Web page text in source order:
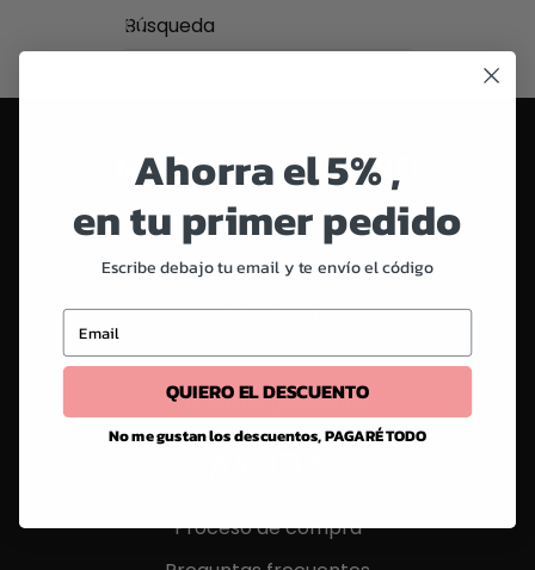
MARAKUIA BRAND
Nosotros
Blog
Aviso legal
Política de cookies
Política de privacidad
Proceso de compra
Ahorra el 5% ,
en tu primer pedido
Escribe debajo tu email y te envío el código
Email
QUIERO EL DESCUENTO
No me gustan los descuentos, PAGARÉ TODO